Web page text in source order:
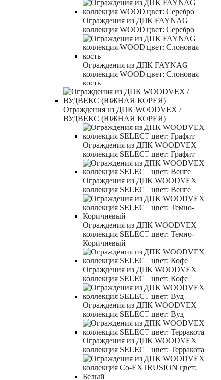
Ограждения из ДПК FAYNAG
коллекция WOOD цвет: Серебро
Ограждения из ДПК FAYNAG
коллекция WOOD цвет: Слоновая
кость
Ограждения из ДПК WOODVEX /
ВУДВЕКС (ЮЖНАЯ КОРЕЯ)
Ограждения из ДПК WOODVEX
коллекция SELECT цвет: Графит
Ограждения из ДПК WOODVEX
коллекция SELECT цвет: Венге
Ограждения из ДПК WOODVEX
коллекция SELECT цвет: Темно-
Коричневый
Ограждения из ДПК WOODVEX
коллекция SELECT цвет: Кофе
Ограждения из ДПК WOODVEX
коллекция SELECT цвет: Вуд
Ограждения из ДПК WOODVEX
коллекция SELECT цвет: Терракота